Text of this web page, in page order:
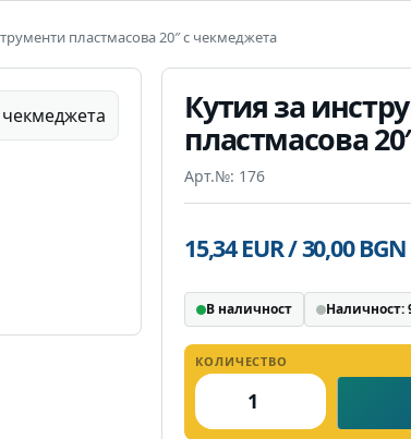
пластмасова 20″ с чекмеджета
Кутия за
пластмасова
Арт.№: 176
15,34 EUR / 30,00 BGN
В наличност Наличност:
КОЛИЧЕСТВО